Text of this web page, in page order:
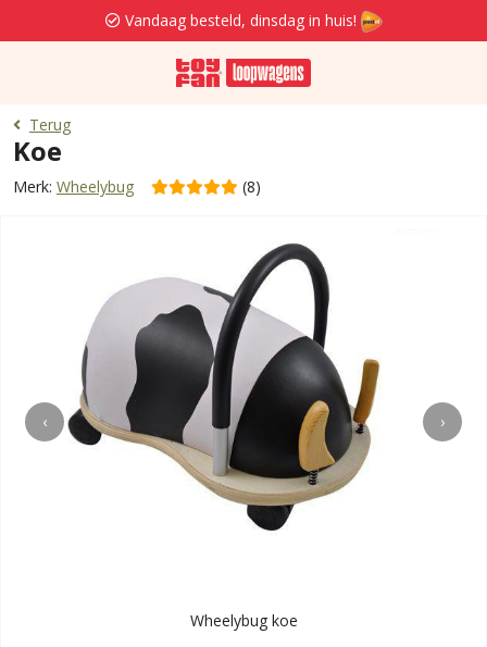
Vandaag besteld, dinsdag in huis!
Terug
Koe
Merk: Wheelybug (8)
‹ ›
Wheelybug koe